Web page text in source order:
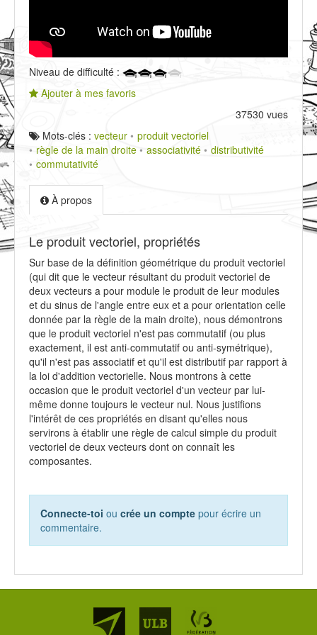
Niveau de difficulté :
Ajouter à mes favoris
37530 vues
Mots-clés : vecteur
produit vectoriel
règle de la main droite
associativité
distributivité
commutativité
À propos
Le produit vectoriel, propriétés
Sur base de la définition géométrique du produit vectoriel
(qui dit que le vecteur résultant du produit vectoriel de
deux vecteurs a pour module le produit de leur modules
et du sinus de l'angle entre eux et a pour orientation celle
donnée par la règle de la main droite), nous démontrons
que le produit vectoriel n'est pas commutatif (ou plus
exactement, il est anti-commutatif ou anti-symétrique),
qu'il n'est pas associatif et qu'il est distributif par rapport à
la loi d'addition vectorielle. Nous montrons à cette
occasion que le produit vectoriel d'un vecteur par lui-
même donne toujours le vecteur nul. Nous justifions
l'intérêt de ces propriétés en disant qu'elles nous
servirons à établir une règle de calcul simple du produit
vectoriel de deux vecteurs dont on connaît les
composantes.
Connecte-toi ou crée un compte pour écrire un
commentaire.
Partenaires